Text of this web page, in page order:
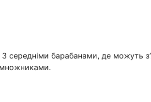
середніми барабанами, де можуть
множниками.